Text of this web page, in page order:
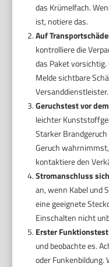
das Krümelfach.
ist, notiere das.
Auf
kontrolliere die
das Paket
Melde sichtbare
Versanddienstleister.
Geruchstest vor
leichter
Starker
Geruch
kontaktiere den
Stromanschluss
an, wenn Kabel und
eine geeignete
Einschalten nicht
Erster
und beobachte es.
oder